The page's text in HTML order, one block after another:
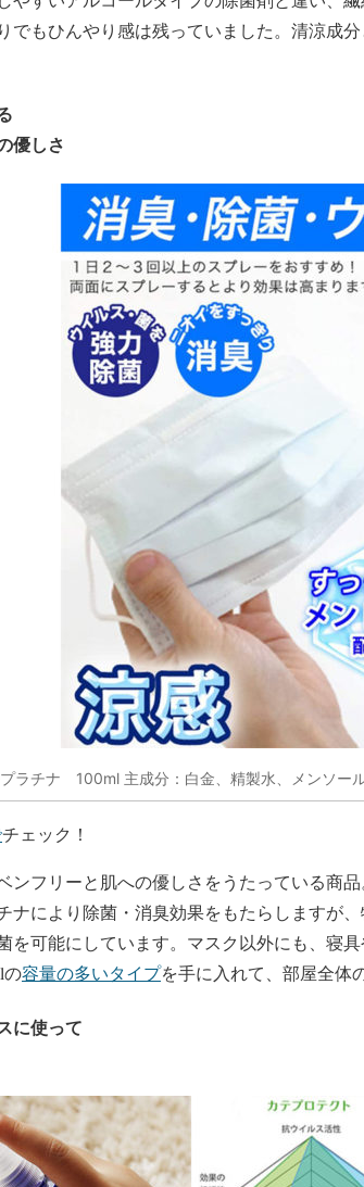
でもひんやり感は残っていました。清涼成
優しさ
ラチナ 100ml 主成分：白金、精製水、メンソー
チェック！
フリーと肌への優しさをうたっている商品
ナにより除菌・消臭効果をもたらしますが
を可能にしています。マスク以外にも、寝
の容量の多いタイプを手に入れて、部屋全体
に使って